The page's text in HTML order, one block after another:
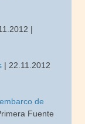
|
| 22.11.2012
de
Fuente